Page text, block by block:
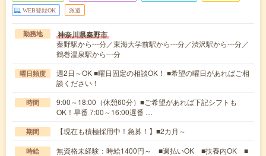
WEB登録OK 派遣
勤務地 神奈川県秦野市
秦野駅から---分／東海大学前駅から---分／渋沢駅から---分／
鶴巻温泉駅から---分
曜日頻度
週2日～OK ■曜日固定の相談OK！ ■希望の曜日があればご相
談ください！
時間
9:00～18:00（休憩60分）■ご希望があれば下記シフトも
OK！早番 7:00～16:00遅番 …
期間 【現在も積極採用中！急募！】■2カ月～
時給
無資格未経験：時給1400円～ ■週払いOK ■扶養内OK ■